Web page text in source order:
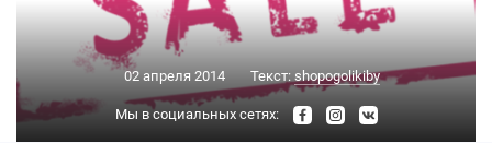
02 апреля 2014 Текст: shopogolikiby
Мы в социальных сетях: